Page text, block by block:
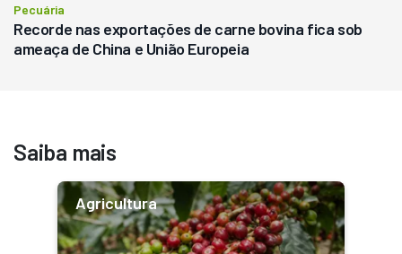
Pecuária
Recorde nas exportações de carne bovina fica sob
ameaça de China e União Europeia
Saiba mais
Agricultura